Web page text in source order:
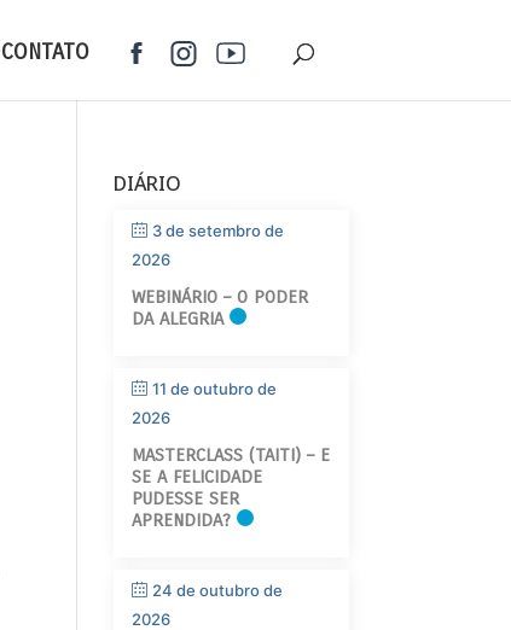
CONTATO
DIÁRIO
3 de setembro de
2026
WEBINÁRIO – O PODER
DA ALEGRIA
11 de outubro de
2026
MASTERCLASS (TAITI) – E
SE A FELICIDADE
PUDESSE SER
APRENDIDA?
24 de outubro de
2026